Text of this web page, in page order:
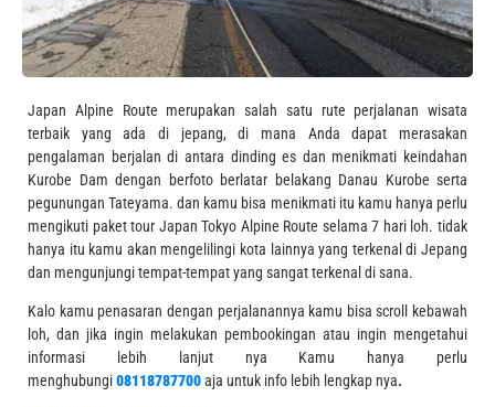
Japan Alpine Route merupakan salah satu rute perjalanan wisata
terbaik yang ada di jepang,di mana Anda dapat merasakan
pengalaman berjalan di antara dinding es dan menikmati keindahan
Kurobe Dam dengan berfoto berlatar belakang Danau Kurobe serta
pegunungan Tateyama. dan kamu bisa menikmati itu kamu hanya perlu
mengikuti paket tour Japan Tokyo Alpine Route selama 7 hari loh. tidak
hanya itu kamu akan mengelilingi kota lainnya yang terkenal di Jepang
dan mengunjungi tempat-tempat yang sangat terkenal di sana.
Kalo kamu penasaran dengan perjalanannya kamu bisa scroll kebawah
loh, dan jika ingin melakukan pembookingan atau ingin mengetahui
informasi lebih lanjut nya Kamu hanya perlu
menghubungi08118787700aja untuk info lebih lengkap nya.